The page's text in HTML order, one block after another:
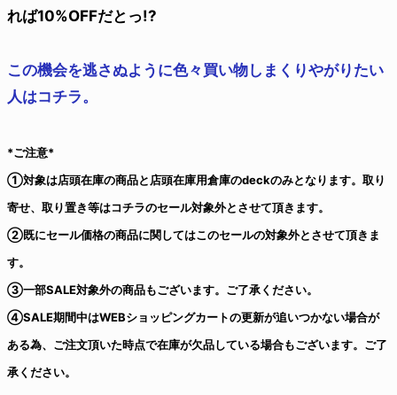
れば10%OFFだとっ!?
この機会を逃さぬように色々買い物しまくりやがりたい
人はコチラ。
*ご注意*
①対象は店頭在庫の商品と店頭在庫用倉庫のdeckのみとなります。取り
寄せ、取り置き等はコチラのセール対象外とさせて頂きます。
②既にセール価格の商品に関してはこのセールの対象外とさせて頂きま
す。
③一部SALE対象外の商品もございます。ご了承ください。
④SALE期間中はWEBショッピングカートの更新が追いつかない場合が
ある為、ご注文頂いた時点で在庫が欠品している場合もございます。ご了
承ください。